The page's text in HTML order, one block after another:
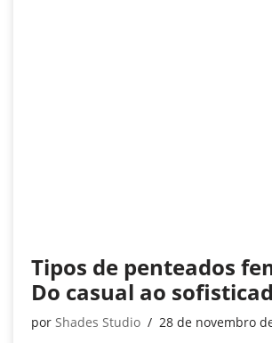
Tipos de penteados
Do casual ao
por Shades Studio 28 de novembro